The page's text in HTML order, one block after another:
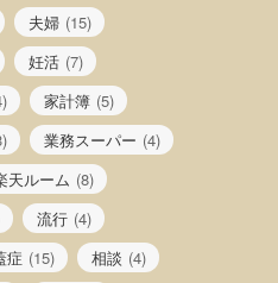
夫婦 (15)
妊活 (7)
家計簿 (5)
業務スーパー (4)
天ルーム (8)
流行 (4)
症 (15) 相談 (4)